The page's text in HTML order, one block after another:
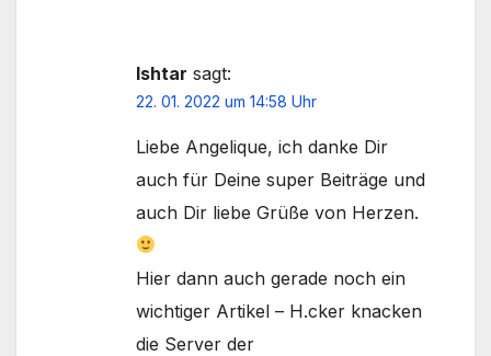
Ishtar sagt:
22. 01. 2022 um 14:58 Uhr
Liebe Angelique, ich danke Dir
auch für Deine super Beiträge und
auch Dir liebe Grüße von Herzen.
Hier dann auch gerade noch ein
wichtiger Artikel – H.cker knacken
die Server der